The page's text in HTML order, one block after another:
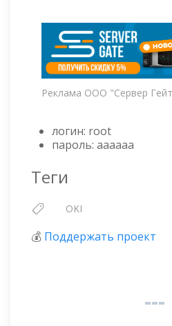
Реклама ООО "Сервер
логин: root
пароль: aaaaaa
Теги
OKI
💰 Поддержать проект